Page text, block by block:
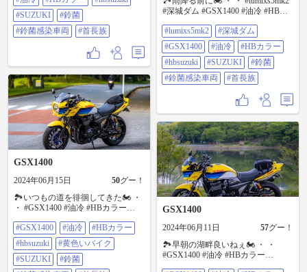
#SUZUKI
#鈴菌
#鈴菌感染車両
#首長族
#深城ダム #GSX1400 #油冷 #HBカ
菌感染車両 #首長族
#lumixs5mk2
#深城ダム
#GSX1400
#油冷
#HBカラー
#hbsuzuki
#SUZUKI
#鈴菌
#鈴菌感染車両
#首長族
GSX1400
2024年06月15日 50グー！
🏞️いつもの道を徘徊してきた🏍️ ・
・ #GSX1400 #油冷 #HBカラー
#鈴菌 #鈴菌感染車両 #首長族
#GSX1400 #油冷
#HBカラー
#hbsuzuki
#黄色いバイク
#SUZUKI
#鈴菌
GSX1400
2024年06月11日 57グー！
🏞️早朝の湖畔良いねぇ🏍️ ・ ・
#GSX1400 #油冷 #HBカラー